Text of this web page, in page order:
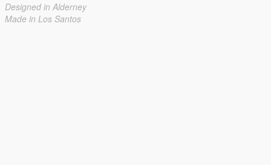
Designed in Alderney
Made in Los Santos